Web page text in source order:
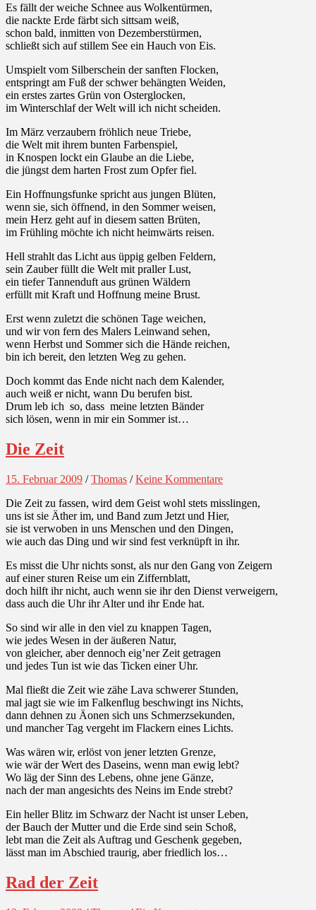
Es fällt der weiche Schnee aus Wolkentürmen,
die nackte Erde färbt sich sittsam weiß,
schon bald, inmitten von Dezemberstürmen,
schließt sich auf stillem See ein Hauch von Eis.
Umspielt vom Silberschein der sanften Flocken,
entspringt am Fuß der schwer behängten Weiden,
ein erstes zartes Grün von Osterglocken,
im Winterschlaf der Welt will ich nicht scheiden.
Im März verzaubern fröhlich neue Triebe,
die Welt mit ihrem bunten Farbenspiel,
in Knospen lockt ein Glaube an die Liebe,
die jüngst dem harten Frost zum Opfer fiel.
Ein Hoffnungsfunke spricht aus jungen Blüten,
wenn sie, sich öffnend, in den Sommer weisen,
mein Herz geht auf in diesem satten Brüten,
im Frühling möchte ich nicht heimwärts reisen.
Hell strahlt das Licht aus üppig gelben Feldern,
sein Zauber füllt die Welt mit praller Lust,
ein tiefer Tannenduft aus grünen Wäldern
erfüllt mit Kraft und Hoffnung meine Brust.
Erst wenn zuletzt die schönen Tage weichen,
und wir von fern des Malers Leinwand sehen,
wenn Herbst und Sommer sich die Hände reichen,
bin ich bereit, den letzten Weg zu gehen.
Doch kommt das Ende nicht nach dem Kalender,
auch weiß er nicht, wann Du berufen bist.
Drum leb ich so, dass meine letzten Bänder
sich lösen, wenn in mir ein Sommer ist…
Die Zeit
15. Februar 2009 /Thomas /Keine Kommentare
Die Zeit zu fassen, wird dem Geist wohl stets misslingen,
uns ist sie Äther im, und Band zum Jetzt und Hier,
sie ist verwoben in uns Menschen und den Dingen,
wie auch das Ding und wir sind fest verknüpft in ihr.
Es misst die Uhr nichts sonst, als nur den Gang von Zeigern
auf einer sturen Reise um ein Ziffernblatt,
doch hilft ihr nicht, auch wenn sie ihr den Dienst verweigern,
dass auch die Uhr ihr Alter und ihr Ende hat.
So sind wir alle in den viel zu knappen Tagen,
wie jedes Wesen in der äußeren Natur,
von gleicher, aber dennoch eig’ner Zeit getragen
und jedes Tun ist wie das Ticken einer Uhr.
Mal fließt die Zeit wie zähe Lava schwerer Stunden,
mal jagt sie wie im Falkenflug beschwingt ins Nichts,
dann dehnen zu Äonen sich uns Schmerzsekunden,
und mancher Tag vergeht im Flackern eines Lichts.
Was wären wir, erlöst von jener letzten Grenze,
wie wär der Wert des Daseins, wenn man ewig lebt?
Wo läg der Sinn des Lebens, ohne jene Gänze,
nach der man angesichts des Neins im Ende strebt?
Ein heller Blitz im Schwarz der Nacht ist unser Leben,
der Bauch der Mutter und die Erde sind sein Schoß,
lebt man die Zeit als Auftrag und Geschenk gegeben,
lässt man im Abschied traurig, aber friedlich los…
Rad der Zeit